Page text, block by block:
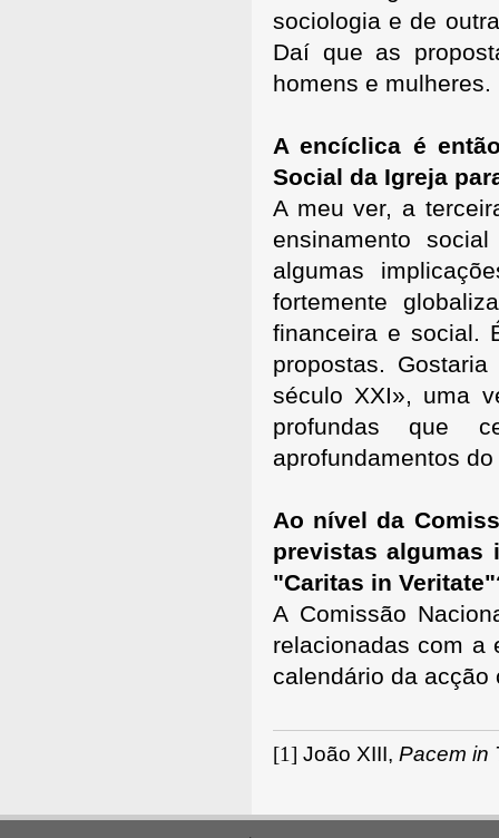
sociologia e de
Daí que as
homens e mulheres.
A encíclica é
Social da Igreja
A meu ver, a
ensinamento
algumas
fortemente
financeira e social.
propostas.
século XXI», uma
profundas que
aprofundamentos
Ao nível da
previstas algumas
"Caritas in
A Comissão
relacionadas com a
calendário da acção
[1] João XIII, Pacem in